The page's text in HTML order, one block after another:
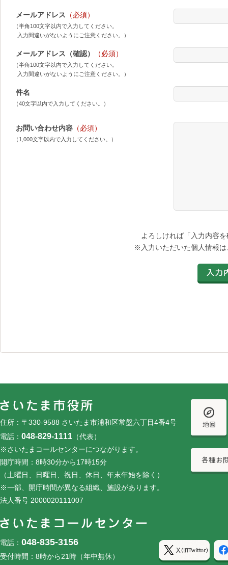
メールアドレス （必須）
（半角100文字以内で入力してください。
入力間違いがないようにご注意ください。）
メールアドレス（確認） （必須）
（半角100文字以内で入力してください。
入力間違いがないようにご注意ください。）
件名
（40文字以内で入力してください。）
お問い合わせ内容 （必須）
（1,000文字以内で入力してください。）
よろしければ「入力内容
※入力いただいた個人情報
住所：〒330-9588 さいたま市浦和区常盤六丁目4番4号
電話： 048-829-1111 （代表）
※さいたまコールセンターにつながります。
開庁時間：8時30分から17時15分
（土曜日、日曜日、祝日、休日、年末年始を除く）
※一部、開庁時間が異なる組織、施設があります。
法人番号 2000020111007
電話： 048-835-3156
受付時間：8時から21時（年中無休）